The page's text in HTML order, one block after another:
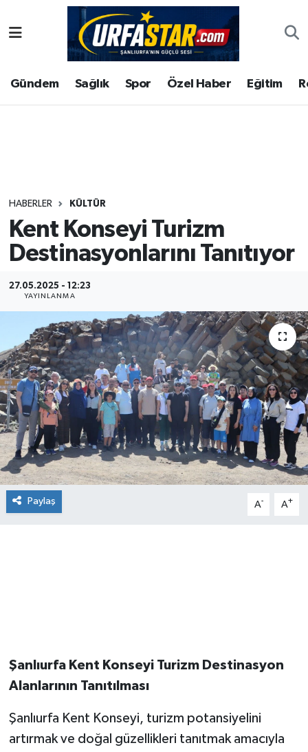
Gündem Sağlık Spor Özel Haber Eğitim
HABERLER KÜLTÜR
Kent Konseyi Turizm
Destinasyonlarını Tanıtıyor
27.05.2025 - 12:23
YAYINLANMA
Paylaş A- A+
Şanlıurfa Kent Konseyi Turizm Destinasyon
Alanlarının Tanıtılması
Şanlıurfa Kent Konseyi, turizm potansiyelini
artırmak ve doğal güzellikleri tanıtmak amacıyla
ASAYİS
ÇEVRE
Gündem
Kültür
Magazin
Şanlıurfa Nöbetçi Eczaneler
Şanlıurfa Hava Durumu
Tüm Manşetler
Son Dakika Haberleri
Haber Arşivi